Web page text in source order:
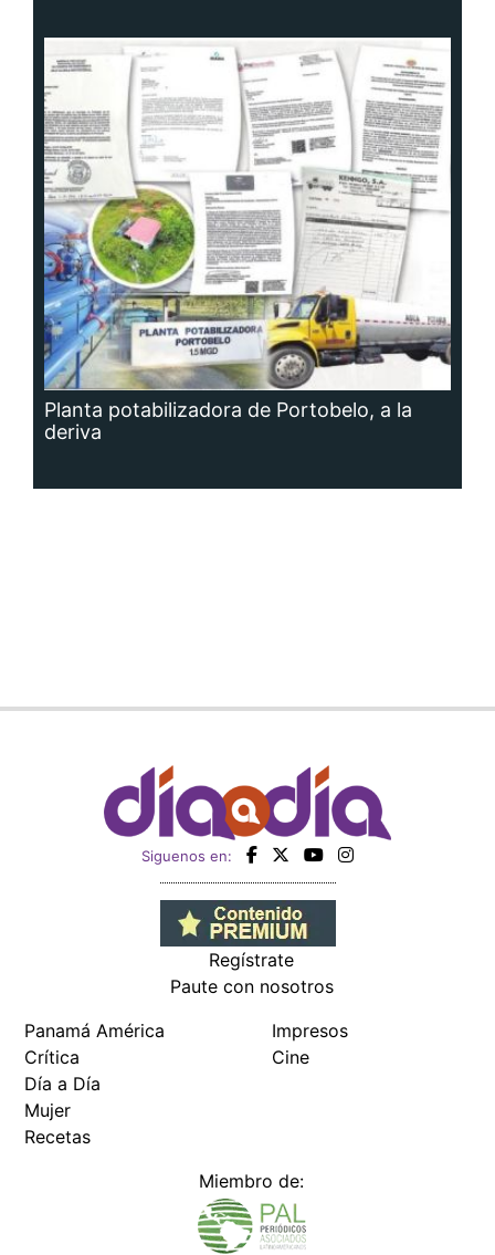
Planta potabilizadora de Portobelo, a la
deriva
Siguenos en:
Regístrate
Paute con nosotros
Panamá América
Crítica
Día a Día
Mujer
Recetas
Impresos
Cine
Miembro de: